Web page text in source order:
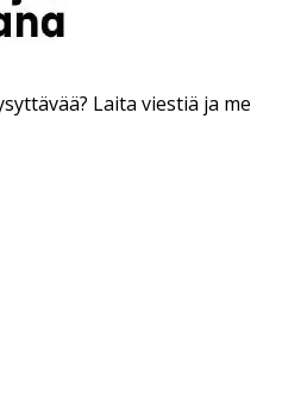
Laita viestiä ja me